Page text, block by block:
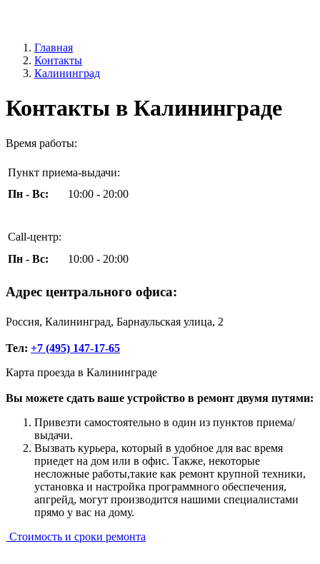
Главная
Контакты
Калининград
Контакты в Калининграде
Время работы:
Пункт приема-выдачи:
Пн - Вс:
10:00 - 20:00
Call-центр:
Пн - Вс:
10:00 - 20:00
Адрес центрального офиса:
Россия, Калининград, Барнаульская улица, 2
Тел: +7 (495) 147-17-65
Карта проезда в Калининграде
Вы можете сдать ваше устройство в ремонт двумя путями:
Привезти самостоятельно в один из пунктов приема/
выдачи.
Вызвать курьера, который в удобное для вас время
приедет на дом или в офис. Также, некоторые
несложные работы,такие как ремонт крупной техники,
установка и настройка программного обеспечения,
апгрейд, могут производится нашими специалистами
прямо у вас на дому.
Стоимость и сроки ремонта